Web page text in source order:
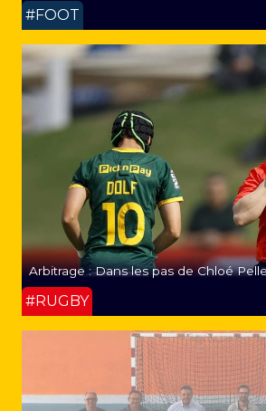
#FOOT
Arbitrage : Dans les pas de Chloé
#RUGBY